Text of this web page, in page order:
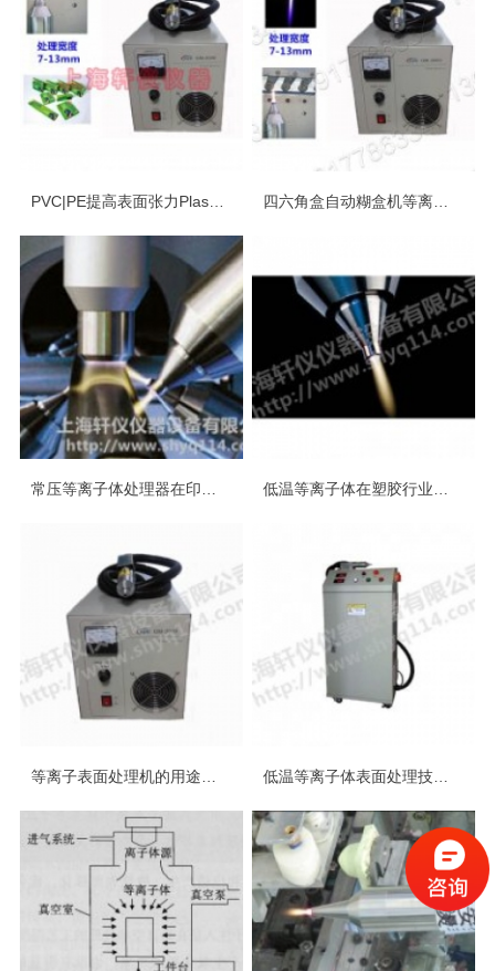
PVC|PE提高表面张力Plasma低温等离子表面处理机 四六角盒自动糊盒机等离子表面处理机plasma